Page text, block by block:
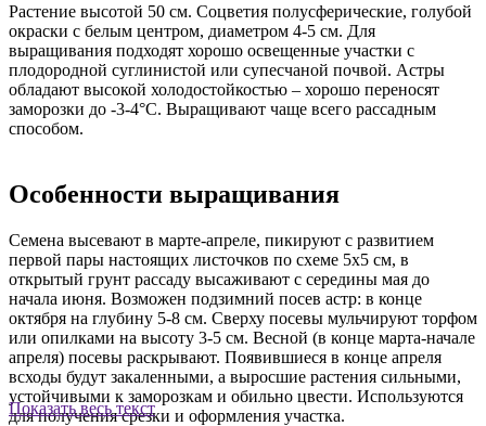
Показать весь текст
Растение высотой 50 см. Соцветия полусферические, голубой
окраски с белым центром, диаметром 4-5 см. Для
выращивания подходят хорошо освещенные участки с
плодородной суглинистой или супесчаной почвой. Астры
обладают высокой холодостойкостью – хорошо переносят
заморозки до -3-4°С. Выращивают чаще всего рассадным
способом.
Особенности выращивания
Семена высевают в марте-апреле, пикируют с развитием
первой пары настоящих листочков по схеме 5х5 см, в
открытый грунт рассаду высаживают с середины мая до
начала июня. Возможен подзимний посев астр: в конце
октября на глубину 5-8 см. Сверху посевы мульчируют торфом
или опилками на высоту 3-5 см. Весной (в конце марта-начале
апреля) посевы раскрывают. Появившиеся в конце апреля
всходы будут закаленными, а выросшие растения сильными,
устойчивыми к заморозкам и обильно цвести. Используются
для получения срезки и оформления участка.